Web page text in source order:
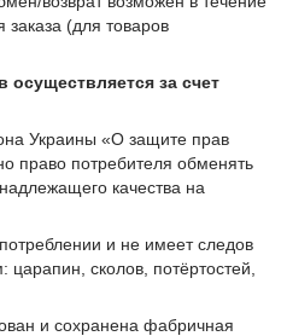
(для товаров
осуществляется за счет
Украины «О защите прав
право потребителя обменять
качества на
и не имеет следов
сколов, потёртостей,
и сохранена фабричная